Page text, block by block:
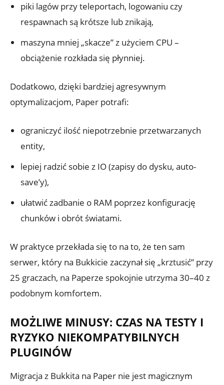
piki lagów przy teleportach, logowaniu czy
respawnach są krótsze lub znikają,
maszyna mniej „skacze” z użyciem CPU –
obciążenie rozkłada się płynniej.
Dodatkowo, dzięki bardziej agresywnym
optymalizacjom, Paper potrafi:
ograniczyć ilość niepotrzebnie przetwarzanych
entity,
lepiej radzić sobie z IO (zapisy do dysku, auto-
save’y),
ułatwić zadbanie o RAM poprzez konfigurację
chunków i obrót światami.
W praktyce przekłada się to na to, że ten sam
serwer, który na Bukkicie zaczynał się „krztusić” przy
25 graczach, na Paperze spokojnie utrzyma 30–40 z
podobnym komfortem.
MOŻLIWE MINUSY: CZAS NA TESTY I
RYZYKO NIEKOMPATYBILNYCH
PLUGINÓW
Migracja z Bukkita na Paper nie jest magicznym